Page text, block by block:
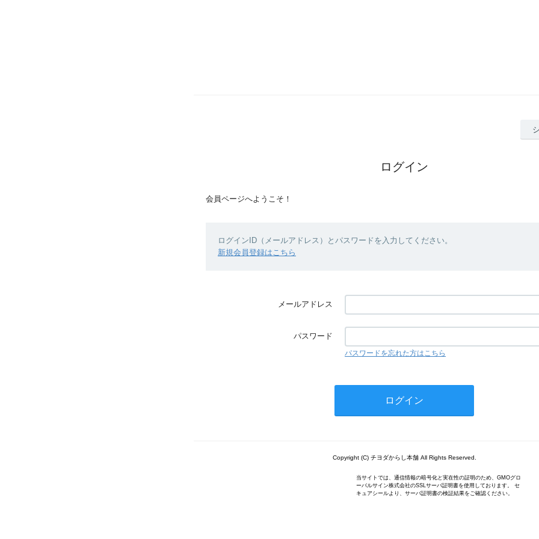
ログイン
会員ページへようこそ！
ログインID（メールアドレス）とパスワードを入力してください。
新規会員登録はこちら
メールアドレス
パスワード
パスワードを忘れた方はこちら
Copyright (C) チヨダからし本舗 All Rights Reserved.
当サイトでは、通信情報の暗号化と実在性の証明のため、GMOグロ
ーバルサイン株式会社のSSLサーバ証明書を使用しております。 セ
キュアシールより、サーバ証明書の検証結果をご確認ください。